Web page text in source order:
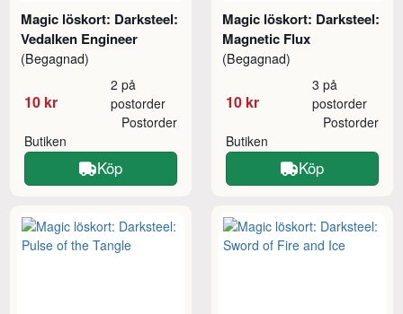
Magic löskort: Darksteel:
Vedalken Engineer
(Begagnad)
10 kr
2 på
postorder
Butiken
Postorder
Köp
Magic löskort: Darksteel:
Magnetic Flux
(Begagnad)
10 kr
3 på
postorder
Butiken
Postorder
Köp